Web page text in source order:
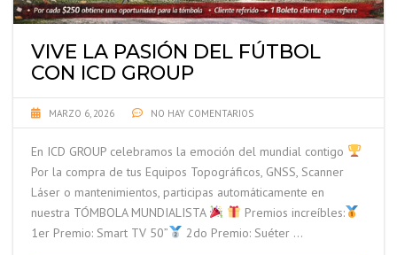
VIVE LA PASIÓN DEL FÚTBOL
CON ICD GROUP
MARZO 6, 2026 NO HAY COMENTARIOS
En ICD GROUP celebramos la emoción del mundial contigo
Por la compra de tus Equipos Topográficos, GNSS, Scanner
Láser o mantenimientos, participas automáticamente en
nuestra TÓMBOLA MUNDIALISTA
Premios increíbles:
1er Premio: Smart TV 50”
2do Premio: Suéter …